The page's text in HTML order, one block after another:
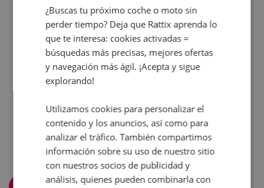
¿Buscas tu próximo coche o moto sin
perder tiempo? Deja que Rattix aprenda lo
que te interesa: cookies activadas =
búsquedas más precisas, mejores ofertas
y navegación más ágil. ¡Acepta y sigue
explorando!
Utilizamos cookies para personalizar el
contenido y los anuncios, así como para
analizar el tráfico. También compartimos
información sobre su uso de nuestro sitio
con nuestros socios de publicidad y
análisis, quienes pueden combinarla con